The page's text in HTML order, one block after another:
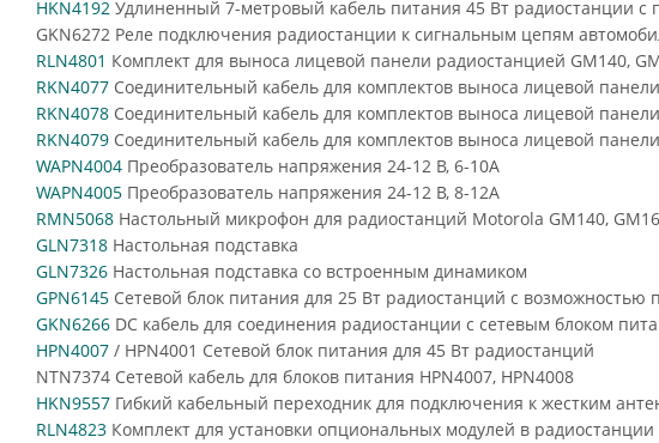
HKN4192 Удлиненный 7-метровый кабель питания 45 Вт радиостанции с
GKN6272 Реле подключения радиостанции к сигнальным цепям
RLN4801 Комплект для выноса лицевой панели радиостанцией GM140,
RKN4077 Соединительный кабель для комплектов выноса лицевой
RKN4078 Соединительный кабель для комплектов выноса лицевой
RKN4079 Соединительный кабель для комплектов выноса лицевой
WAPN4004 Преобразователь напряжения 24-12 В, 6-10А
WAPN4005 Преобразователь напряжения 24-12 В, 8-12А
RMN5068 Настольный микрофон для радиостанций Motorola GM140,
GLN7318 Настольная подставка
GLN7326 Настольная подставка со встроенным динамиком
GPN6145 Сетевой блок питания для 25 Вт радиостанций с возможностью
GKN6266 DC кабель для соединения радиостанции с сетевым блоком
HPN4007 / HPN4001 Сетевой блок питания для 45 Вт радиостанций
NTN7374 Сетевой кабель для блоков питания HPN4007, HPN4008
HKN9557 Гибкий кабельный переходник для подключения к жестким
RLN4823 Комплект для установки опциональных модулей в